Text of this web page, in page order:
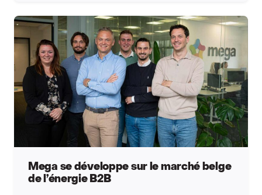
Mega se développe sur le marché belge
de l’énergie B2B